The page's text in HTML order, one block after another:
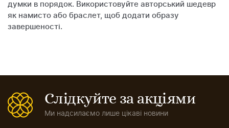
думки в порядок. Використовуйте авторський шедевр
як намисто або браслет, щоб додати образу
завершеності.
Слідкуйте за акціями
Ми надсилаємо лише цікаві новини